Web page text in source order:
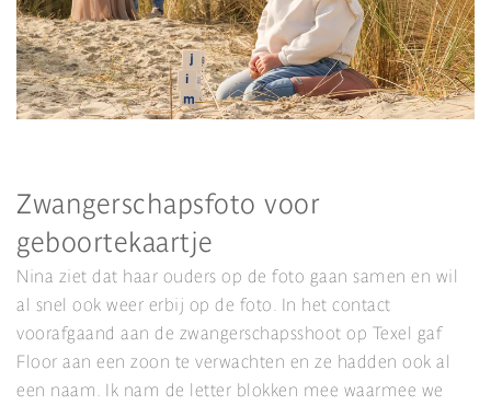
Zwangerschapsfoto voor
geboortekaartje
Nina ziet dat haar ouders op de foto gaan samen en wil
al snel ook weer erbij op de foto. In het contact
voorafgaand aan de zwangerschapsshoot op Texel gaf
Floor aan een zoon te verwachten en ze hadden ook al
een naam. Ik nam de letter blokken mee waarmee we